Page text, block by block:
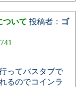
ついて 投稿者： ゴ
ってバスタブで
るのでコインラ